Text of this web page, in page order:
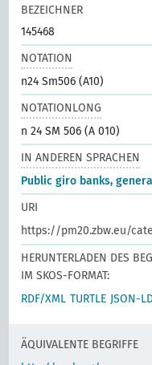
BEZEICHNER
145468
NOTATION
n24 Sm506 (A10)
NOTATIONLONG
n 24 SM 506 (A 010)
IN ANDEREN SPRACHEN
Public giro banks,
URI
https://pm20.zbw.eu/
HERUNTERLADEN DES
IM SKOS-FORMAT:
RDF/XML TURTLE JSON-
ÄQUIVALENTE BEGRIFFE